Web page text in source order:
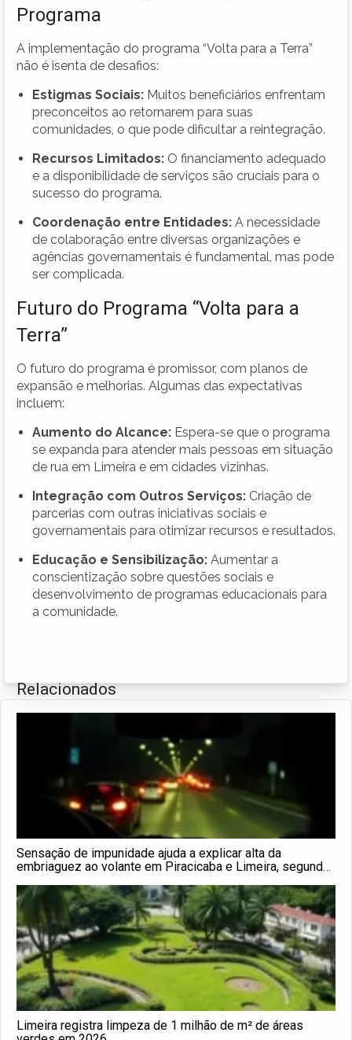
Programa
A implementação do programa “Volta para a Terra”
não é isenta de desafios:
Estigmas Sociais: Muitos beneficiários enfrentam
preconceitos ao retornarem para suas
comunidades, o que pode dificultar a reintegração.
Recursos Limitados: O financiamento adequado
e a disponibilidade de serviços são cruciais para o
sucesso do programa.
Coordenação entre Entidades: A necessidade
de colaboração entre diversas organizações e
agências governamentais é fundamental, mas pode
ser complicada.
Futuro do Programa “Volta para a
Terra”
O futuro do programa é promissor, com planos de
expansão e melhorias. Algumas das expectativas
incluem:
Aumento do Alcance: Espera-se que o programa
se expanda para atender mais pessoas em situação
de rua em Limeira e em cidades vizinhas.
Integração com Outros Serviços: Criação de
parcerias com outras iniciativas sociais e
governamentais para otimizar recursos e resultados.
Educação e Sensibilização: Aumentar a
conscientização sobre questões sociais e
desenvolvimento de programas educacionais para
a comunidade.
Relacionados
Sensação de impunidade ajuda a explicar alta da
embriaguez ao volante em Piracicaba e Limeira, segundo
Limeira registra limpeza de 1 milhão de m² de áreas